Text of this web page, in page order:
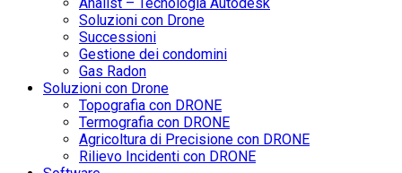
Soluzioni con Drone
Successioni
Gestione dei condomini
Gas Radon
Soluzioni con Drone
Topografia con DRONE
Termografia con DRONE
Agricoltura di Precisione con DRONE
Rilievo Incidenti con DRONE